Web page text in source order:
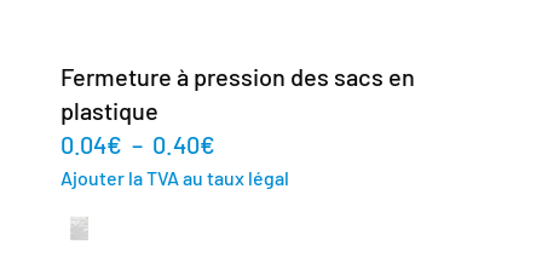
Fermeture à pression des sacs en
plastique
0.04€ – 0.40€
Ajouter la TVA au taux légal